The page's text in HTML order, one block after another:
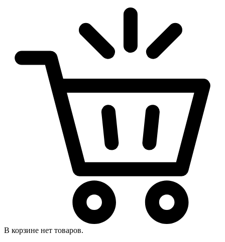
В корзине нет товаров.